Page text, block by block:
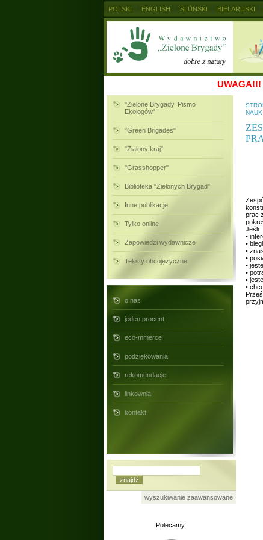
UWAGA!!!
"Zielone Brygady. Pismo
Ekologów"
"Green Brigades"
"Zialony kraj"
"Grasshopper"
Biblioteka "Zielonych Brygad"
Inne publikacje
Tylko online
Zapowiedzi wydawnicze
Teksty obcojęzyczne
o nas
jeden procent
eco-mmerce
podziękowania
rekomendacje
linkownia
kontakt
wyszukiwanie zaawansowane
Polecamy:
prac
Jeśli:
•
•
•
•
•
•
•
•
POLSKI ENGLISH ŚLŮNSKI BIELARUSKI